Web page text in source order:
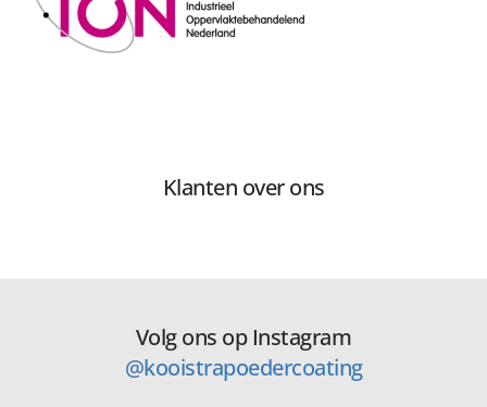
Klanten over ons
Volg ons op Instagram
@kooistrapoedercoating